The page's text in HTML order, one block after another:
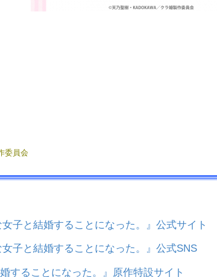
委員会
子と結婚することになった。』公式サイト
子と結婚することになった。』公式SNS
することになった。』原作特設サイト